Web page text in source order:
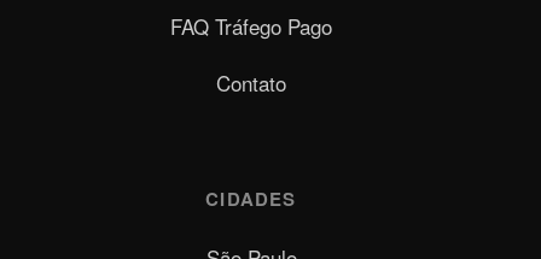
FAQ Tráfego Pago
Contato
CIDADES